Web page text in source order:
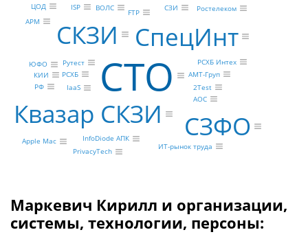
CTO
СпецИнт
СКЗИ
Квазар СКЗИ СЗФО
AOC
2Test
АМТ-Груп
РСХБ Интех
Рутест
Ростелеком
РСХБ
IaaS
СЗИ
FTP
ВОЛС
ISP
ЦОД
АРМ
Apple Mac InfoDiode АПК
ЮФО
РФ
КИИ
PrivacyTech
ИТ-рынок труда
Маркевич Кирилл и организации,
системы, технологии, персоны: